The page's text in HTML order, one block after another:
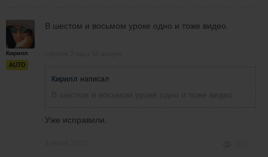
Кирилл
AUTO
В шестом и восьмом уроке одно и тоже видео.
Кирилл написал
Уже исправили.